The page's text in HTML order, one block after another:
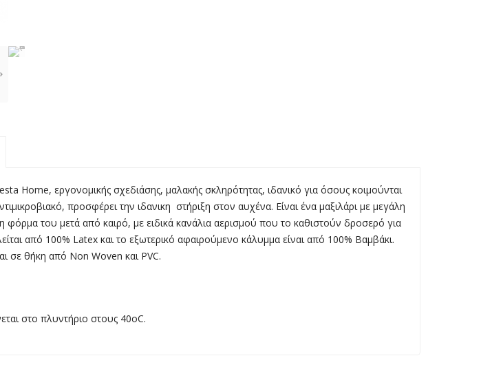
Home, εργονομικής σχεδιάσης, μαλακής σκληρότητας, ιδανικό για όσους κοιμούνται
προσφέρει την ιδανικη στήριξη στον αυχένα. Είναι ένα μαξιλάρι με μεγάλη
φόρμα του μετά από καιρό, με ειδικά κανάλια αερισμού που το καθιστούν δροσερό για
από 100% Latex και το εξωτερικό αφαιρούμενο κάλυμμα είναι από 100% Βαμβάκι.
σε θήκη από Non Woven και PVC.
στο πλυντήριο στους 40οC.